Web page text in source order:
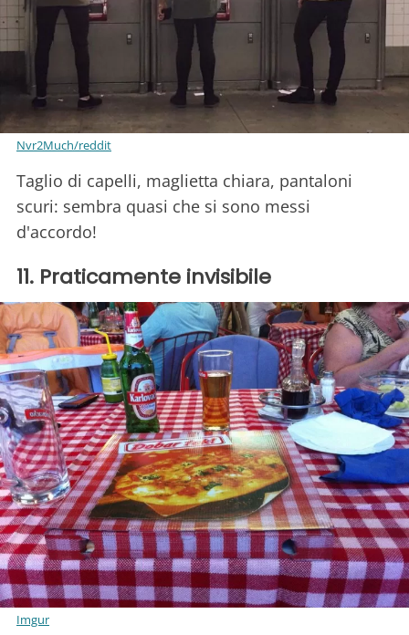
Nvr2Much/reddit
Taglio di capelli, maglietta chiara, pantaloni
scuri: sembra quasi che si sono messi
d'accordo!
11. Praticamente invisibile
Imgur